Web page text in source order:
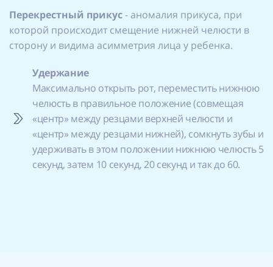
Перекрестный прикус- аномалия прикуса, при
которой происходит смещение нижней челюсти в
сторону и видима асимметрия лица у ребенка.
Удержание
Максимально открыть рот, переместить нижнюю
челюсть в правильное положение (совмещая
«центр» между резцами верхней челюсти и
«центр» между резцами нижней), сомкнуть зубы и
удерживать в этом положении нижнюю челюсть 5
секунд, затем 10 секунд, 20 секунд и так до 60.